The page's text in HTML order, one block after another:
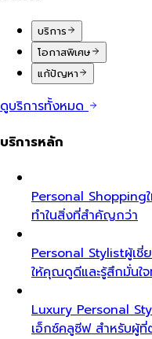
บริการ
โอกาสพิเศษ
แก้ปัญหา
ดูบริการทั้งหมด
บริการหลัก
Personal Shopping
ทำในสิ่งที่สำคัญกว่า
Personal Stylistผู้เ
ให้คุณดูดีและรู้สึกมั่นใ
Luxury Personal
เอ็กซ์คลูซีฟ สำหรับผู้